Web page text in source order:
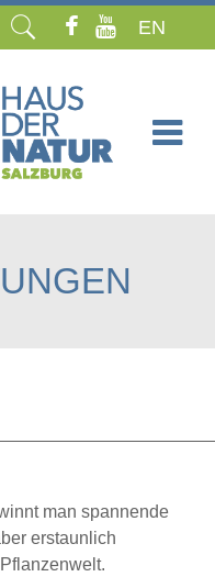
EN
man spannende
erstaunlich